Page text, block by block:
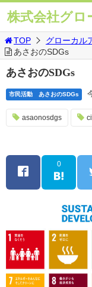
株式会社グロ
TOP グローカル
あさおのSDGs
あさおのSDGs
市民活動 あさおのSDGs
asaonosdgs
0